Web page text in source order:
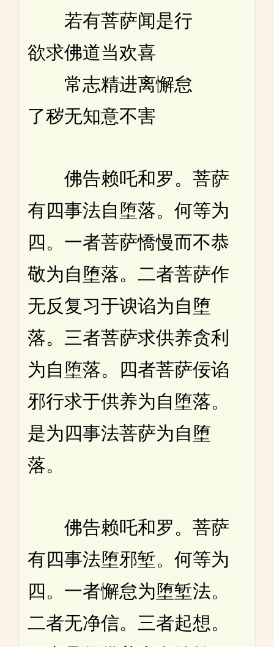
若有菩萨闻是行
欲求佛道当欢喜
常志精进离懈怠
了秽无知意不害
佛告赖吒和罗。菩萨
有四事法自堕落。何等为
四。一者菩萨憍慢而不恭
敬为自堕落。二者菩萨作
无反复习于谀谄为自堕
落。三者菩萨求供养贪利
为自堕落。四者菩萨佞谄
邪行求于供养为自堕落。
是为四事法菩萨为自堕
落。
佛告赖吒和罗。菩萨
有四事法堕邪堑。何等为
四。一者懈怠为堕堑法。
二者无净信。三者起想。